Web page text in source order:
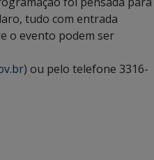
tudo com entrada
o evento podem ser
) ou pelo telefone 3316-